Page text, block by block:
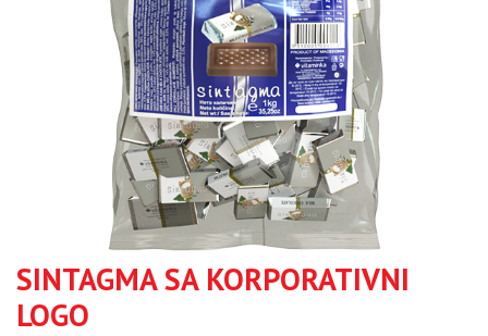
SINTAGMA SA KORPORATIVNI
LOGO